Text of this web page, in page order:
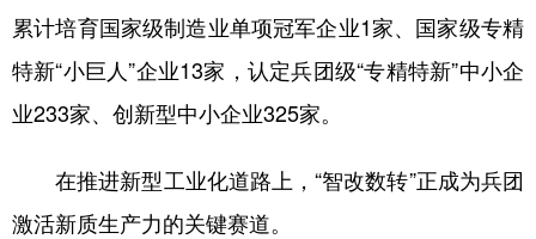
累计培育国家级制造业单项冠军企业1家、国家级专精
特新“小巨人”企业13家，认定兵团级“专精特新”中小企
业233家、创新型中小企业325家。
在推进新型工业化道路上，“智改数转”正成为兵团
激活新质生产力的关键赛道。